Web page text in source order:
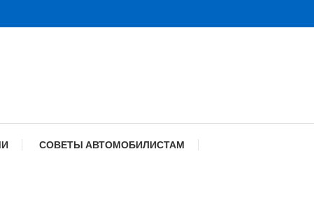
СОВЕТЫ АВТОМОБИЛИСТАМ